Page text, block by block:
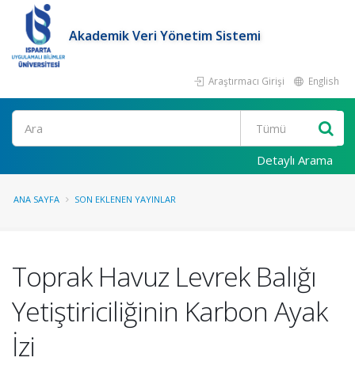
Akademik Veri Yönetim Sistemi
Araştırmacı Girişi English
Ara
Detaylı Arama
ANA SAYFA SON EKLENEN YAYINLAR
Toprak Havuz Levrek Balığı
Yetiştiriciliğinin Karbon Ayak
İzi